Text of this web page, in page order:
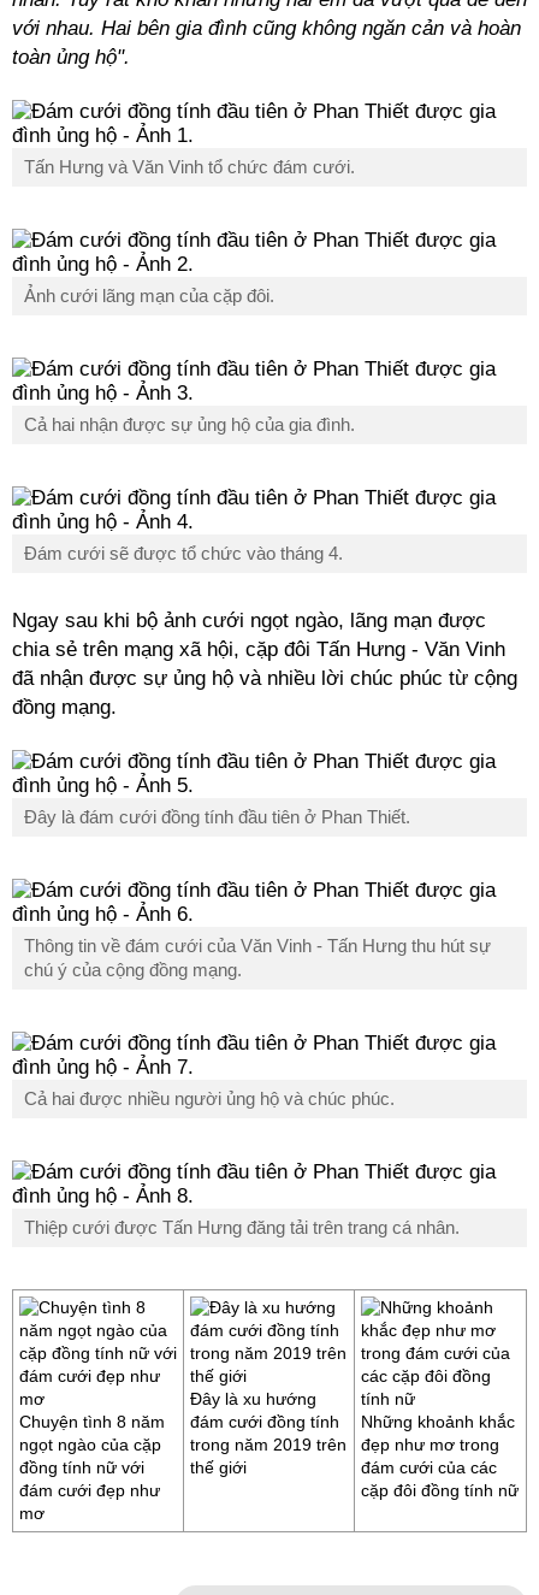
với nhau. Hai bên gia đình cũng không ngăn cản và hoàn
toàn ủng hộ".
Tấn Hưng và Văn Vinh tổ chức đám cưới.
Ảnh cưới lãng mạn của cặp đôi.
Cả hai nhận được sự ủng hộ của gia đình.
Đám cưới sẽ được tổ chức vào tháng 4.
Ngay sau khi bộ ảnh cưới ngọt ngào, lãng mạn được
chia sẻ trên mạng xã hội, cặp đôi Tấn Hưng - Văn Vinh
đã nhận được sự ủng hộ và nhiều lời chúc phúc từ cộng
đồng mạng.
Đây là đám cưới đồng tính đầu tiên ở Phan Thiết.
Thông tin về đám cưới của Văn Vinh - Tấn Hưng thu hút sự
chú ý của cộng đồng mạng.
Cả hai được nhiều người ủng hộ và chúc phúc.
Thiệp cưới được Tấn Hưng đăng tải trên trang cá nhân.
Chuyện tình 8 năm
ngọt ngào của cặp
đồng tính nữ với
đám cưới đẹp như
mơ
Đây là xu hướng
đám cưới đồng tính
trong năm 2019 trên
thế giới
Những khoảnh khắc
đẹp như mơ trong
đám cưới của các
cặp đôi đồng tính nữ